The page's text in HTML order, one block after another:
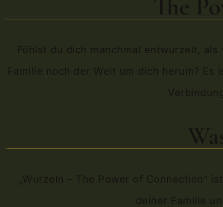
The
Fühlst du dich manchmal entwurzelt,
Familie noch der Welt um dich herum?
„Wurzeln – The Power of Connection“
deiner Familie